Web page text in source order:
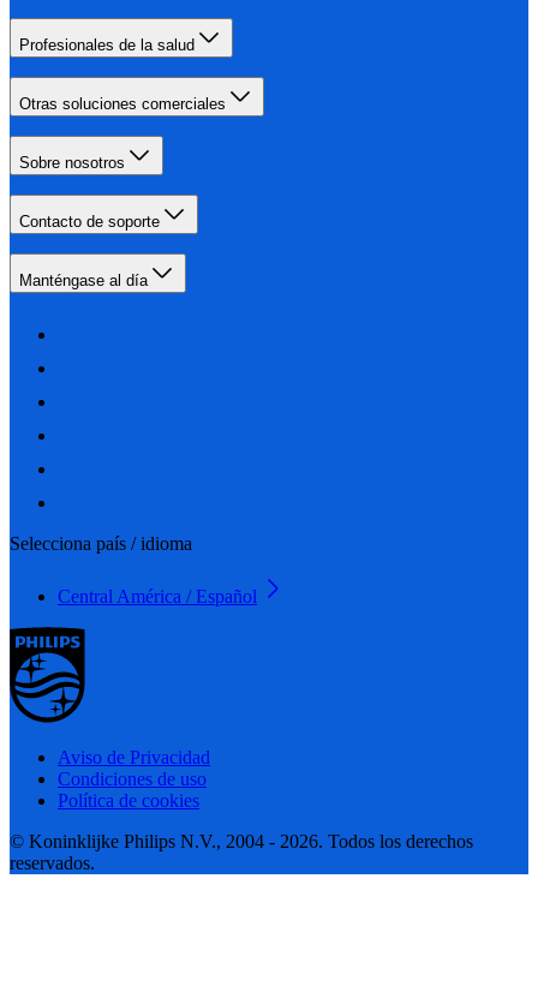
Profesionales de la salud
Otras soluciones comerciales
Sobre nosotros
Contacto de soporte
Manténgase al día
Selecciona país / idioma
Central América / Español
Aviso de Privacidad
Condiciones de uso
Política de cookies
© Koninklijke Philips N.V., 2004 - 2026. Todos los derechos
reservados.